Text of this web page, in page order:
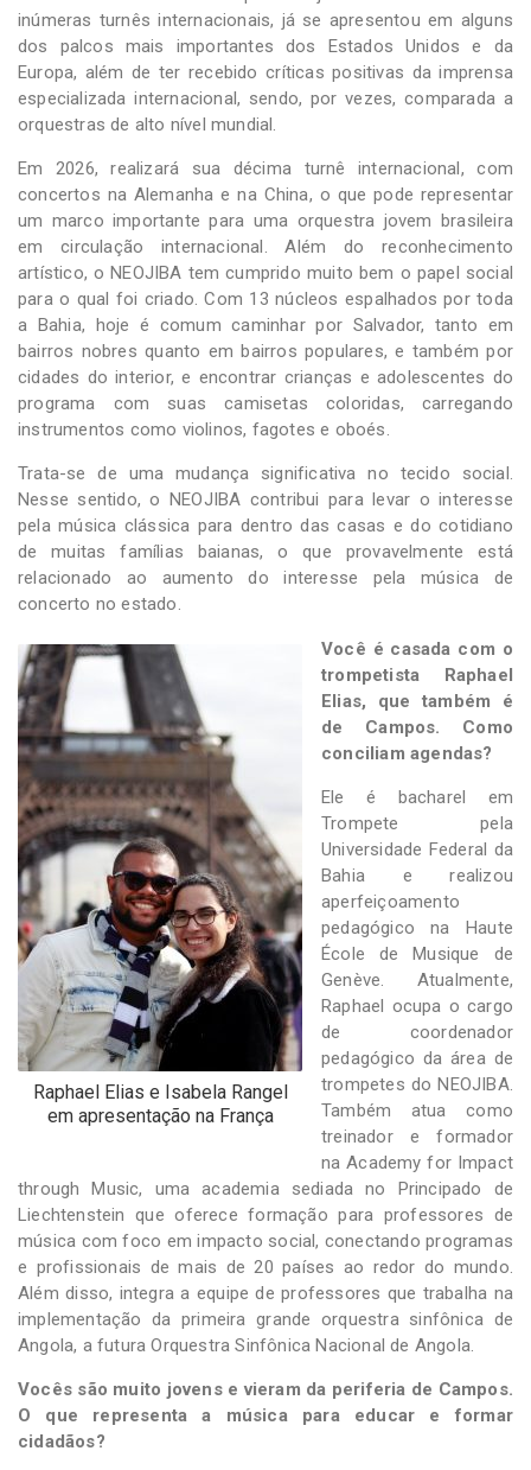
inúmeras turnês internacionais, já se apresentou em alguns
dos palcos mais importantes dos Estados Unidos e da
Europa, além de ter recebido críticas positivas da imprensa
especializada internacional, sendo, por vezes, comparada a
orquestras de alto nível mundial.
Em 2026, realizará sua décima turnê internacional, com
concertos na Alemanha e na China, o que pode representar
um marco importante para uma orquestra jovem brasileira
em circulação internacional. Além do reconhecimento
artístico, o NEOJIBA tem cumprido muito bem o papel social
para o qual foi criado. Com 13 núcleos espalhados por toda
a Bahia, hoje é comum caminhar por Salvador, tanto em
bairros nobres quanto em bairros populares, e também por
cidades do interior, e encontrar crianças e adolescentes do
programa com suas camisetas coloridas, carregando
instrumentos como violinos, fagotes e oboés.
Trata-se de uma mudança significativa no tecido social.
Nesse sentido, o NEOJIBA contribui para levar o interesse
pela música clássica para dentro das casas e do cotidiano
de muitas famílias baianas, o que provavelmente está
relacionado ao aumento do interesse pela música de
concerto no estado.
Raphael Elias e Isabela Rangel
em apresentação na França
Você é casada com o
trompetista Raphael
Elias, que também é
de Campos. Como
conciliam agendas?
Ele é bacharel em
Trompete pela
Universidade Federal da
Bahia e realizou
aperfeiçoamento
pedagógico na Haute
École de Musique de
Genève. Atualmente,
Raphael ocupa o cargo
de coordenador
pedagógico da área de
trompetes do NEOJIBA.
Também atua como
treinador e formador
na Academy for Impact
through Music, uma academia sediada no Principado de
Liechtenstein que oferece formação para professores de
música com foco em impacto social, conectando programas
e profissionais de mais de 20 países ao redor do mundo.
Além disso, integra a equipe de professores que trabalha na
implementação da primeira grande orquestra sinfônica de
Angola, a futura Orquestra Sinfônica Nacional de Angola.
Vocês são muito jovens e vieram da periferia de Campos.
O que representa a música para educar e formar
cidadãos?